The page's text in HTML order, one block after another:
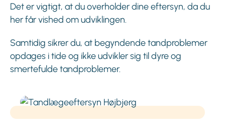
Det er vigtigt, at du overholder dine eftersyn, da du
her får vished om udviklingen.
Samtidig sikrer du, at begyndende tandproblemer
opdages i tide og ikke udvikler sig til dyre og
smertefulde tandproblemer.